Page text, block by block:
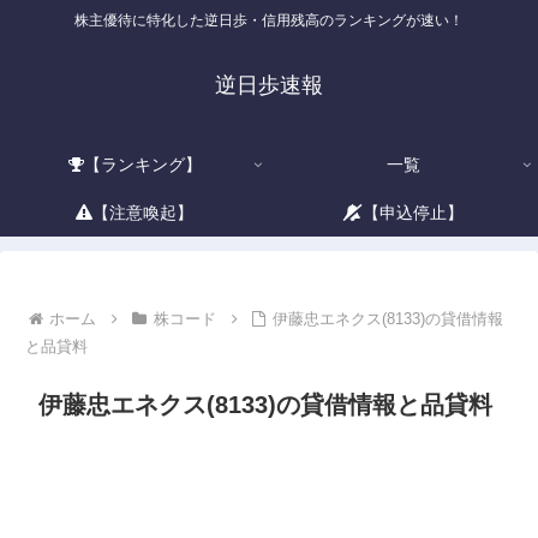
株主優待に特化した逆日歩・信用残高のランキングが速い！
逆日歩速報
【ランキング】 一覧
【注意喚起】 【申込停止】
ホーム 株コード
伊藤忠エネクス(8133)の貸借情報
と品貸料
伊藤忠エネクス(8133)の貸借情報と品貸料